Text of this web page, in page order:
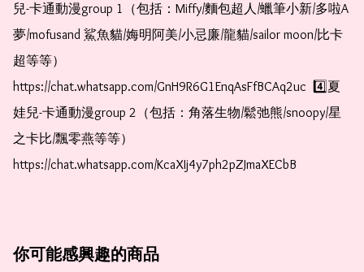
兒-卡通動漫group 1（包括：Miffy/麵包超人/蠟筆小新/多啦A
夢/mofusand 鯊魚貓/娒明阿美/小忌廉/龍貓/sailor moon/比卡
超等等）
https://chat.whatsapp.com/GnH9R6G1EnqAsFfBCAq2uc  4️⃣夏
娃兒-卡通動漫group 2（包括：角落生物/鬆弛熊/snoopy/星
之卡比/飄零燕等等）
https://chat.whatsapp.com/KcaXIj4y7ph2pZJmaXECbB
你可能感興趣的商品